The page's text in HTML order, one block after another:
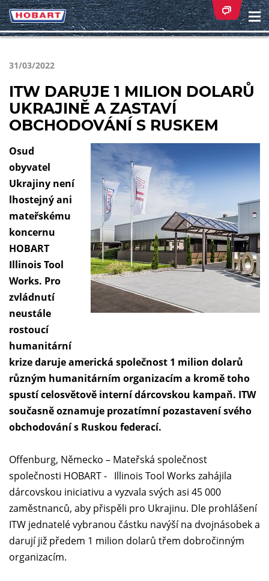
31/03/2022
ITW DARUJE 1 MILION DOLARŮ
UKRAJINĚ A ZASTAVÍ
OBCHODOVÁNÍ S RUSKEM
Osud
obyvatel
Ukrajiny není
lhostejný ani
mateřskému
koncernu
HOBART
Illinois Tool
Works. Pro
zvládnutí
neustále
rostoucí
humanitární
krize daruje americká společnost 1 milion dolarů
různým humanitárním organizacím a kromě toho
spustí celosvětově interní dárcovskou kampaň. ITW
současně oznamuje prozatímní pozastavení svého
obchodování s Ruskou federací.
Offenburg, Německo – Mateřská společnost
společnosti HOBART - Illinois Tool Works zahájila
dárcovskou iniciativu a vyzvala svých asi 45 000
zaměstnanců, aby přispěli pro Ukrajinu. Dle prohlášení
ITW jednatelé vybranou částku navýší na dvojnásobek a
darují již předem 1 milion dolarů třem dobročinným
organizacím.